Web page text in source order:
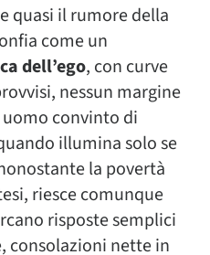
quasi il rumore della
come un
dell’ego, con curve
nessun margine
uomo convinto di
illumina solo se
la povertà
riesce comunque
risposte semplici
consolazioni nette in